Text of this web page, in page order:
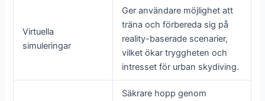
Virtuella
simuleringar
Ger användare möjlighet att
träna och förbereda sig på
reality-baserade scenarier,
vilket ökar tryggheten och
intresset för urban skydiving.
Säkrare hopp genom